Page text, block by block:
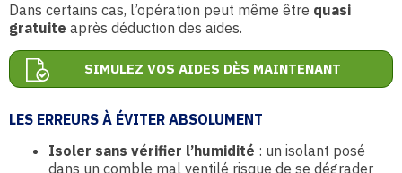
Dans certains cas, l’opération peut même être quasi
gratuite après déduction des aides.
SIMULEZ VOS AIDES DÈS MAINTENANT
LES ERREURS À ÉVITER ABSOLUMENT
Isoler sans vérifier l’humidité : un isolant posé
dans un comble mal ventilé risque de se dégrader